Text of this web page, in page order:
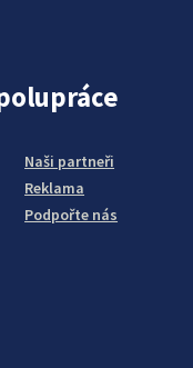
Naši partneři
Reklama
Podpořte nás